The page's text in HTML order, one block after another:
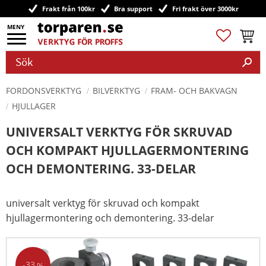
Meny
Frakt från 100kr Bra support Fri frakt över 3000kr
Favoriter
FORDONSVERKTYG BILVERKTYG
FRAM- OCH BAKVAGN
HJULLAGER
UNIVERSALT VERKTYG FÖR SKRUVAD
OCH KOMPAKT HJULLAGERMONTERING
OCH DEMONTERING. 33-DELAR
universalt verktyg för skruvad och kompakt
hjullagermontering och demontering. 33-delar